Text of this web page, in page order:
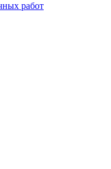
работ